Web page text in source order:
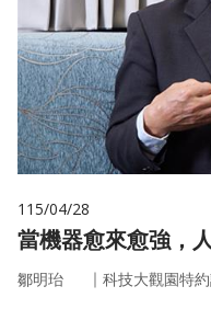
115/04/28
當機器愈來愈強，
鄒明珆 ｜ 科技大觀園特